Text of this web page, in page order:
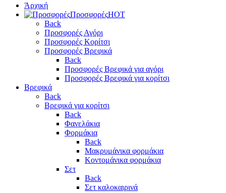
Άρχική
ΠροσφορέςHOT
Back
Προσφορές Αγόρι
Προσφορές Κορίτσι
Προσφορές Βρεφικά
Back
Προσφορές Βρεφικά για αγόρι
Προσφορές Βρεφικά για κορίτσι
Βρεφικά
Back
Βρεφικά για κορίτσι
Back
Φανελάκια
Φορμάκια
Back
Μακρυμάνικα φορμάκια
Κοντομάνικα φορμάκια
Σετ
Back
Σετ καλοκαιρινά